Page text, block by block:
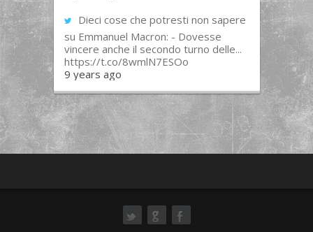
Dieci cose che potresti non sapere
su Emmanuel Macron: - Dovesse
vincere anche il secondo turno delle...
https://t.co/8wmlN7ESOo
9 years ago